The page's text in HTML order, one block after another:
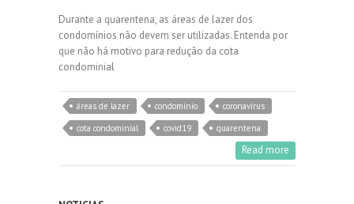
Durante a quarentena, as áreas de lazer dos
condomínios não devem ser utilizadas. Entenda por
que não há motivo para redução da cota
condominial
áreas de lazer condominio
coronavirus
cota condominial
covid19 quarentena
Read more